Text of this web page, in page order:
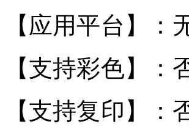
【应用平台】：
【支持彩色】：
【支持复印】：